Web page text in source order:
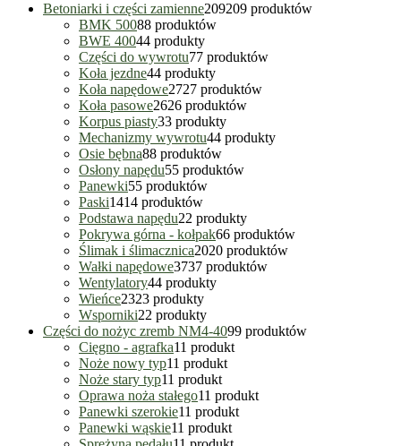
Betoniarki i części zamienne209209 produktów
BMK 50088 produktów
BWE 40044 produkty
Części do wywrotu77 produktów
Koła jezdne44 produkty
Koła napędowe2727 produktów
Koła pasowe2626 produktów
Korpus piasty33 produkty
Mechanizmy wywrotu44 produkty
Osie bębna88 produktów
Osłony napędu55 produktów
Panewki55 produktów
Paski1414 produktów
Podstawa napędu22 produkty
Pokrywa górna - kołpak66 produktów
Ślimak i ślimacznica2020 produktów
Wałki napędowe3737 produktów
Wentylatory44 produkty
Wieńce2323 produkty
Wsporniki22 produkty
Części do nożyc zremb NM4-4099 produktów
Cięgno - agrafka11 produkt
Noże nowy typ11 produkt
Noże stary typ11 produkt
Oprawa noża stałego11 produkt
Panewki szerokie11 produkt
Panewki wąskie11 produkt